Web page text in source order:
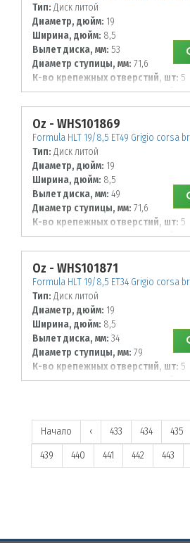
Тип: Диск литой
Диаметр, дюйм: 19
Ширина, дюйм: 8,5
Вылет диска, мм: 53
Диаметр ступицы, мм: 71,6
К-во крепежных отверстий, шт: 5
Диаметр располож. отверстий,
130
Oz - WHS101869
Formula HLT 19/8,5 ET49 Grigio corsa
Тип: Диск литой
Диаметр, дюйм: 19
Ширина, дюйм: 8,5
Вылет диска, мм: 49
Диаметр ступицы, мм: 71,6
К-во крепежных отверстий, шт: 5
Диаметр располож. отверстий,
130
Oz - WHS101871
Formula HLT 19/8,5 ET34 Grigio corsa
Тип: Диск литой
Диаметр, дюйм: 19
Ширина, дюйм: 8,5
Вылет диска, мм: 34
Диаметр ступицы, мм: 79
К-во крепежных отверстий, шт: 5
Диаметр располож. отверстий,
Начало ‹ 433 434 435
439
440 441 442 443